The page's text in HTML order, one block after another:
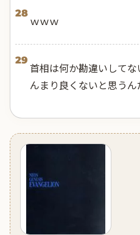
28
ｗｗｗ
29
首相は何か勘違いして
んまり良くないと思うん